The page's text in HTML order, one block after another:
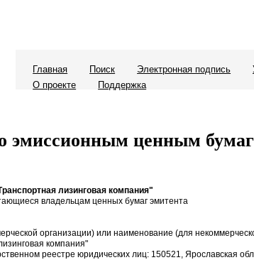
Главная Поиск Электронная подпись
О проекте
Поддержка
эмиссионным ценным
лизинговая компания"
владельцам ценных бумаг эмитента
организации) или наименование (для
компания"
реестре юридических лиц: 150521, Ярославская